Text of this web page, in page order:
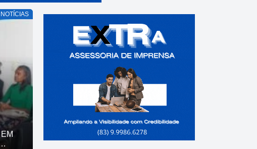
NOTÍCIAS